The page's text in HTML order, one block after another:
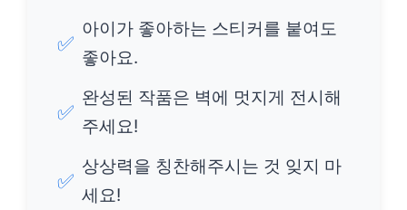
✅
아이가 좋아하는 스티커를 붙여도
좋아요.
✅
완성된 작품은 벽에 멋지게 전시해
주세요!
✅
상상력을 칭찬해주시는 것 잊지 마
세요!